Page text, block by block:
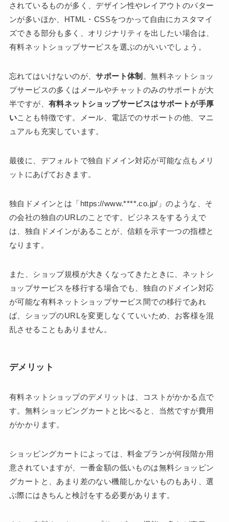
されているものが多く、デザイン性やレイアウトのパター
ンが多いほか、HTML・CSSをつかって自由にカスタマイ
ズできる部分も多く、オリジナリティを出したい場合は、
有料ネットショップサービスを選ぶのがいいでしょう。
忘れてはいけないのが、サポート体制 。無料ネットショッ
プサービスの多くはメールやチャットのみのサポートが大
半ですが、 有料ネットショップサービスはサポートが手厚
いことも特徴です。メール、電話でのサポートの他、マニ
ュアルも充実しています。
最後に、デフォルトで独自ドメイン対応が可能な点もメリ
ットにあげておきます。
独自ドメインとは「https://www.****.co.jp/」のような、そ
の会社の独自のURLのことです。ビジネスをするうえで
は、独自ドメインがあることが、信頼を示す一つの指標と
なります。
また、ショップ規模が大きくなってきたときに、ネットシ
ョップサービスを移行する場合でも、独自のドメイン対応
が可能な有料ネットショップサービス間での移行であれ
ば、ショップのURLを変更しなくていいため、お客様を混
乱させることもありません。
デメリット
有料ネットショップのデメリットは、コストがかかる点で
す。無料ショッピングカートと比べると、当然ですが費用
がかかります。
ショッピングカートによっては、料金プランが何段階か用
意されていますが、一番金額の低いものは無料ショッピン
グカートと、あまり差のない機能しかないものもあり、選
ぶ際にはきちんと検討をする必要があります。